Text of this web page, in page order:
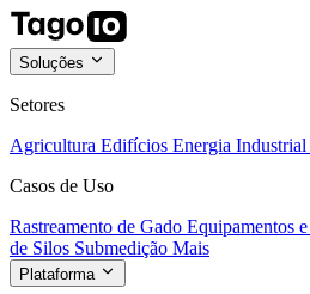
Soluções
Setores
Agricultura Edifícios Energia Industrial
Casos de Uso
Rastreamento de Gado Equipamentos
de Silos Submedição Mais
Plataforma